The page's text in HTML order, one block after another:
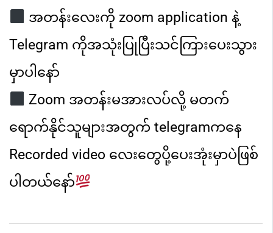
အတန်းလေးကို zoom application နဲ့
Telegram ကိုအသုံးပြုပြီးသင်ကြားပေးသွား
မှာပါနော်
Zoom အတန်းမအားလပ်လို့ မတက်
ရောက်နိုင်သူများအတွက် telegramကနေ
Recorded video လေးတွေပို့ပေးအုံးမှာပဲဖြစ်
ပါတယ်နော်